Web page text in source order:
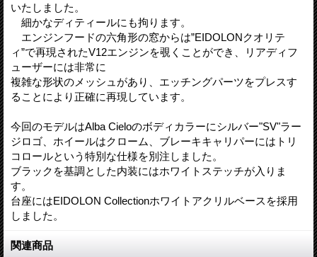
いたしました。
細かなディティールにも拘ります。
エンジンフードの六角形の窓からは”EIDOLONクオリテ
ィ”で再現されたV12エンジンを覗くことができ、リアディフ
ューザーには非常に
複雑な形状のメッシュがあり、エッチングパーツをプレスす
ることにより正確に再現しています。
今回のモデルはAlba Cieloのボディカラーにシルバー"SV"ラー
ジロゴ、ホイールはクローム、ブレーキキャリパーにはトリ
コロールという特別な仕様を別注しました。
ブラックを基調とした内装にはホワイトステッチが入りま
す。
台座にはEIDOLON Collectionホワイトアクリルベースを採用
しました。
関連商品